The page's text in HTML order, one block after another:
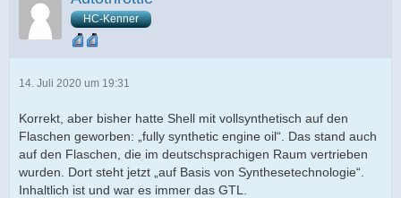
HC-Kenner
14. Juli 2020 um 19:31
Korrekt, aber bisher hatte Shell mit vollsynthetisch auf den
Flaschen geworben: „fully synthetic engine oil“. Das stand auch
auf den Flaschen, die im deutschsprachigen Raum vertrieben
wurden. Dort steht jetzt „auf Basis von Synthesetechnologie“.
Inhaltlich ist und war es immer das GTL.